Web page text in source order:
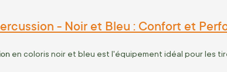
- Noir et Bleu : Confort et
en coloris noir et bleu est l'équipement idéal pour les